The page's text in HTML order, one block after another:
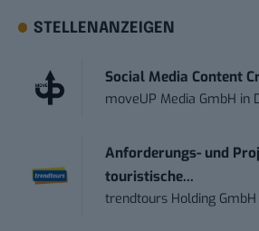
STELLENANZEIGEN
Social Media Content
moveUP Media GmbH in
Anforderungs- und
touristische...
trendtours Holding GmbH